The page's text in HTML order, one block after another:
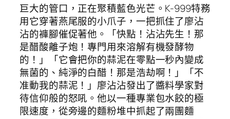
巨大的管口，正在聚積藍色光芒。K-999特務
用它穿著燕尾服的小爪子，一把抓住了廖沾
沾的褲腳催促著他。「快點！沾沾先生！那
是醋酸離子炮！專門用來溶解有機發酵物
的！」「它會把你的蒜泥在零點一秒內變成
無菌的、純淨的白醋！那是浩劫啊！」「不
准動我的蒜泥！」廖沾沾發出了醬料學家對
待信仰般的怒吼。他以一種專業包水餃的極
限速度，從旁邊的麵粉堆中抓起了兩團麵